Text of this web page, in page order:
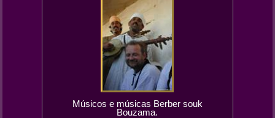
Músicos e músicas Berber souk
Bouzama.